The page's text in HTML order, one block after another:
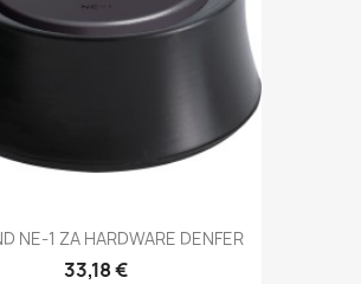
NE-1 ZA HARDWARE DENFER
33,18 €